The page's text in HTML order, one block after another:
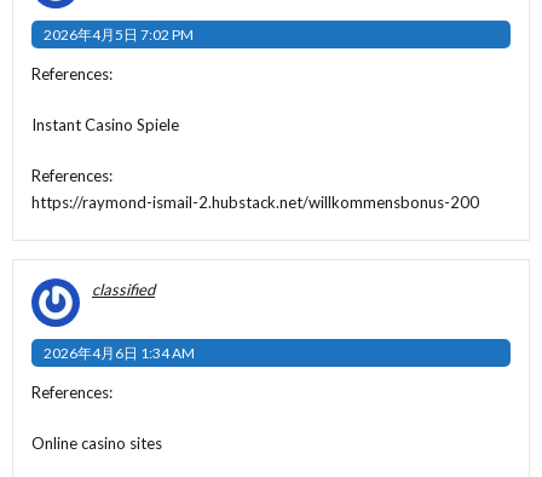
2026年4月5日 7:02 PM
References:
Instant Casino Spiele
References:
https://raymond-ismail-2.hubstack.net/willkommensbonus-200
classified
2026年4月6日 1:34 AM
References:
Online casino sites